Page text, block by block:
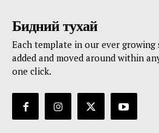
Бидний тухай
Each template in our ever growing
added and moved around within
one click.